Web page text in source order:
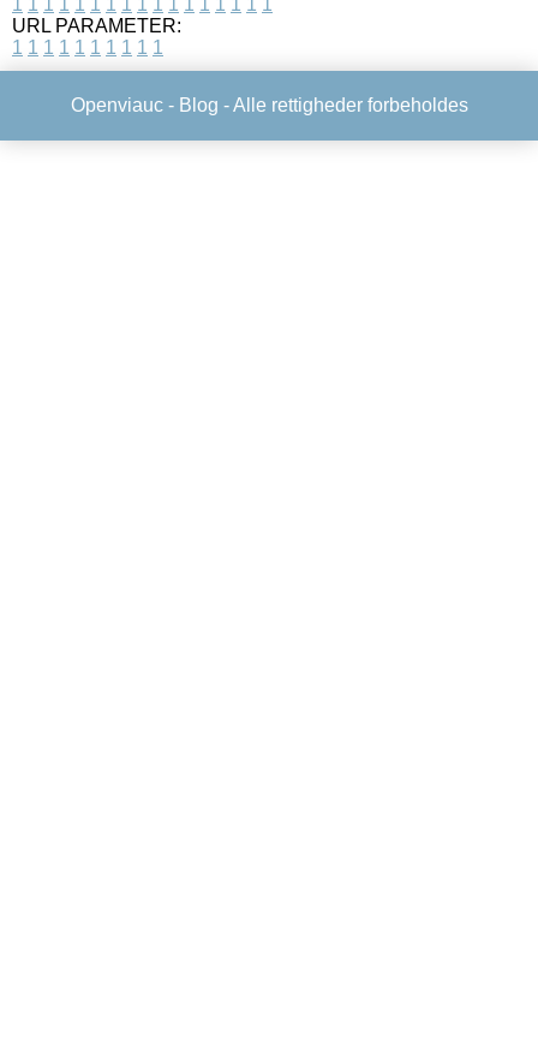
URL PARAMETER:
1 1 1 1 1 1 1 1 1 1
Openviauc - Blog - Alle rettigheder forbeholdes